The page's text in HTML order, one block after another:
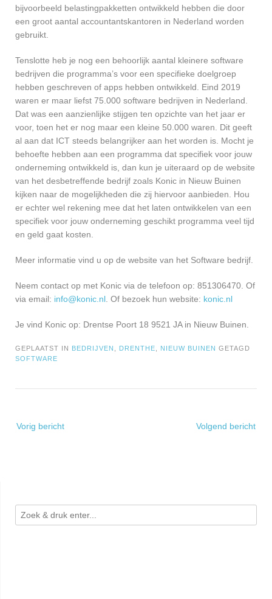
bijvoorbeeld belastingpakketten ontwikkeld hebben die door
een groot aantal accountantskantoren in Nederland worden
gebruikt.
Tenslotte heb je nog een behoorlijk aantal kleinere software
bedrijven die programma’s voor een specifieke doelgroep
hebben geschreven of apps hebben ontwikkeld. Eind 2019
waren er maar liefst 75.000 software bedrijven in Nederland.
Dat was een aanzienlijke stijgen ten opzichte van het jaar er
voor, toen het er nog maar een kleine 50.000 waren. Dit geeft
al aan dat ICT steeds belangrijker aan het worden is. Mocht je
behoefte hebben aan een programma dat specifiek voor jouw
onderneming ontwikkeld is, dan kun je uiteraard op de website
van het desbetreffende bedrijf zoals Konic in Nieuw Buinen
kijken naar de mogelijkheden die zij hiervoor aanbieden. Hou
er echter wel rekening mee dat het laten ontwikkelen van een
specifiek voor jouw onderneming geschikt programma veel tijd
en geld gaat kosten.
Meer informatie vind u op de website van het Software bedrijf.
Neem contact op met Konic via de telefoon op: 851306470. Of
via email: info@konic.nl . Of bezoek hun website: konic.nl
Je vind Konic op: Drentse Poort 18 9521 JA in Nieuw Buinen.
GEPLAATST IN BEDRIJVEN DRENTHE NIEUW BUINEN GETAGD
SOFTWARE
navigatie
Vorig bericht Volgend bericht